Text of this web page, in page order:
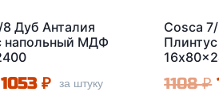
Дуб Анталия
напольный МДФ
Первоначальная
1053 ₽Текущая
за штуку
Cosca
1108₽